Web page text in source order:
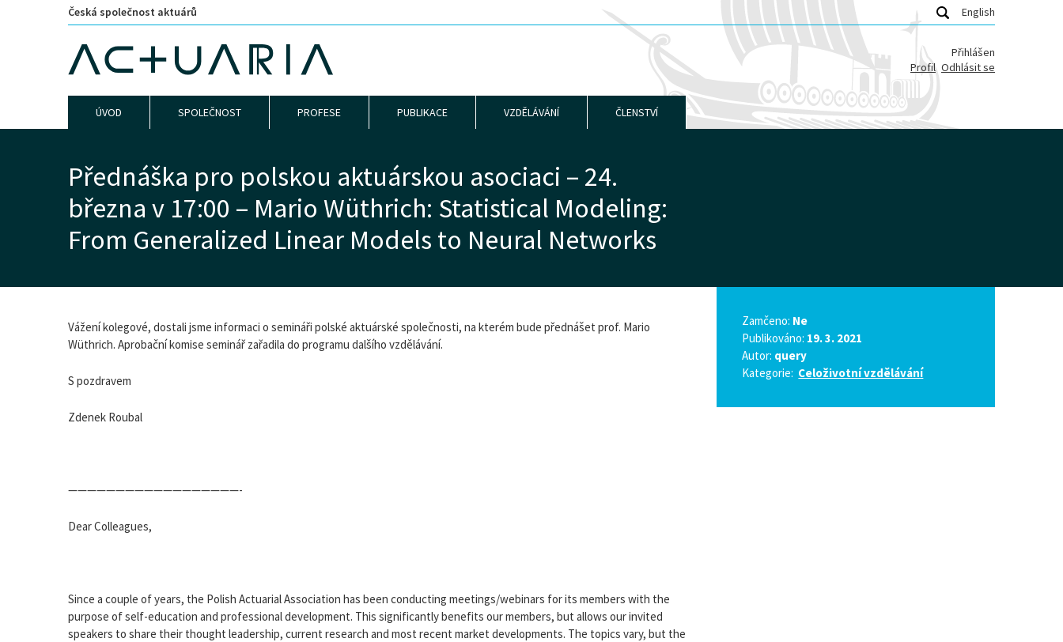
Česká společnost aktuárů English
Přihlášen
Profil Odhlásit se
ÚVOD SPOLEČNOST PROFESE PUBLIKACE VZDĚLÁVÁNÍ ČLENSTVÍ
Přednáška pro polskou aktuárskou asociaci – 24.
března v 17:00 – Mario Wüthrich: Statistical Modeling:
From Generalized Linear Models to Neural Networks
Vážení kolegové, dostali jsme informaci o semináři polské aktuárské společnosti, na kterém bude přednášet prof. Mario
Wüthrich. Aprobační komise seminář zařadila do programu dalšího vzdělávání.
S pozdravem
Zdenek Roubal
——————————————————-
Dear Colleagues,
Since a couple of years, the Polish Actuarial Association has been conducting meetings/webinars for its members with the
purpose of self-education and professional development. This significantly benefits our members, but allows our invited
speakers to share their thought leadership, current research and most recent market developments. The topics vary, but the
Zamčeno: Ne
Publikováno: 19. 3. 2021
Autor: query
Kategorie: Celoživotní vzdělávání